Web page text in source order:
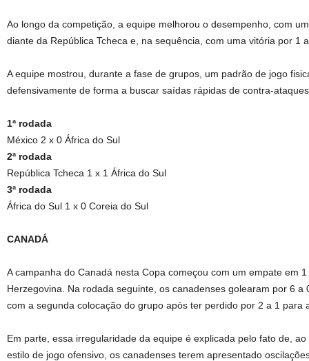
Ao longo da competição, a equipe melhorou o desempenho, com
diante da República Tcheca e, na sequência, com uma vitória por 1
A equipe mostrou, durante a fase de grupos, um padrão de jogo
defensivamente de forma a buscar saídas rápidas de contra-
1ª rodada
México 2 x 0 África do Sul
2ª rodada
República Tcheca 1 x 1 África do Sul
3ª rodada
África do Sul 1 x 0 Coreia do Sul
CANADÁ
A campanha do Canadá nesta Copa começou com um empate em
Herzegovina. Na rodada seguinte, os canadenses golearam por 6 a
com a segunda colocação do grupo após ter perdido por 2 a 1 para
Em parte, essa irregularidade da equipe é explicada pelo fato de,
estilo de jogo ofensivo, os canadenses terem apresentado